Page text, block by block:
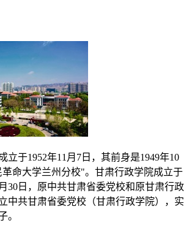
立于1952年11月 7 日，其前身是1949年10
命大学兰州分校"。甘肃行政学院成立于
30 日，原中共甘肃省委党校和原甘肃行政
中共甘肃省委党校（甘肃行政学院），实
。